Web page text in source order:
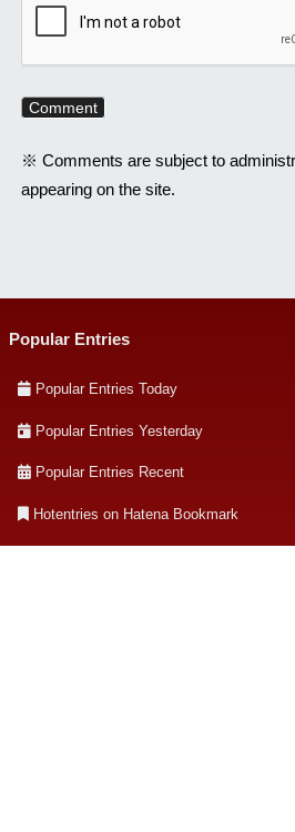
※ Comments are subject to
appearing on the site.
Popular Entries
Popular Entries Today
Popular Entries Yesterday
Popular Entries Recent
Hotentries on Hatena Bookmark